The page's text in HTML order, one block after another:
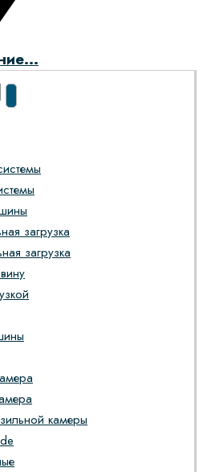
загрузка
загрузка
камеры